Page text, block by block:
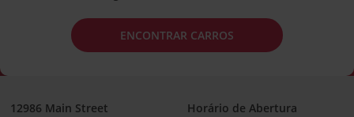
ENCONTRAR CARROS
12986 Main Street
Horário de Abertura